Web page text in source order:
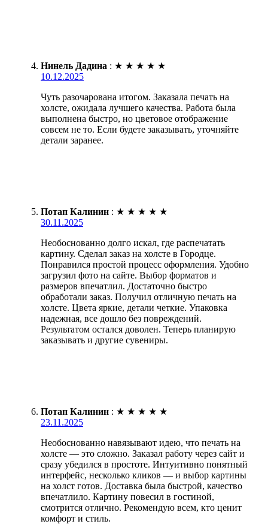
Нинель Дадина : ★ ★ ★ ★ ★
10.12.2025
Чуть разочарована итогом. Заказала печать на
холсте, ожидала лучшего качества. Работа была
выполнена быстро, но цветовое отображение
совсем не то. Если будете заказывать, уточняйте
детали заранее.
Потап Калинин : ★ ★ ★ ★ ★
30.11.2025
Необоснованно долго искал, где распечатать
картину. Сделал заказ на холсте в Городце.
Понравился простой процесс оформления. Удобно
загрузил фото на сайте. Выбор форматов и
размеров впечатлил. Достаточно быстро
обработали заказ. Получил отличную печать на
холсте. Цвета яркие, детали четкие. Упаковка
надежная, все дошло без повреждений.
Результатом остался доволен. Теперь планирую
заказывать и другие сувениры.
Потап Калинин : ★ ★ ★ ★ ★
23.11.2025
Необоснованно навязывают идею, что печать на
холсте — это сложно. Заказал работу через сайт и
сразу убедился в простоте. Интуитивно понятный
интерфейс, несколько кликов — и выбор картины
на холст готов. Доставка была быстрой, качество
впечатлило. Картину повесил в гостиной,
смотрится отлично. Рекомендую всем, кто ценит
комфорт и стиль.